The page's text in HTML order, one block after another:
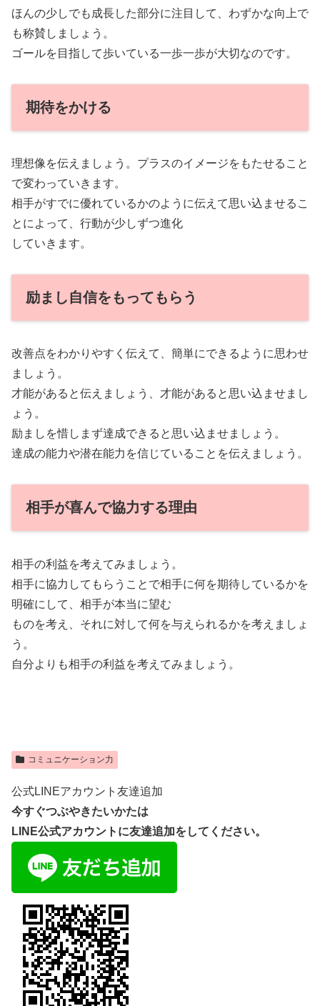
ほんの少しでも成長した部分に注目して、わずかな向上で
も称賛しましょう。
ゴールを目指して歩いている一歩一歩が大切なのです。
期待をかける
理想像を伝えましょう。プラスのイメージをもたせること
で変わっていきます。
相手がすでに優れているかのように伝えて思い込ませるこ
とによって、行動が少しずつ進化
していきます。
励まし自信をもってもらう
改善点をわかりやすく伝えて、簡単にできるように思わせ
ましょう。
才能があると伝えましょう、才能があると思い込ませまし
ょう。
励ましを惜しまず達成できると思い込ませましょう。
達成の能力や潜在能力を信じていることを伝えましょう。
相手が喜んで協力する理由
相手の利益を考えてみましょう。
相手に協力してもらうことで相手に何を期待しているかを
明確にして、相手が本当に望む
ものを考え、それに対して何を与えられるかを考えましょ
う。
自分よりも相手の利益を考えてみましょう。
コミュニケーション力
公式LINEアカウント友達追加
今すぐつぶやきたいかたは
LINE公式アカウントに友達追加をしてください。